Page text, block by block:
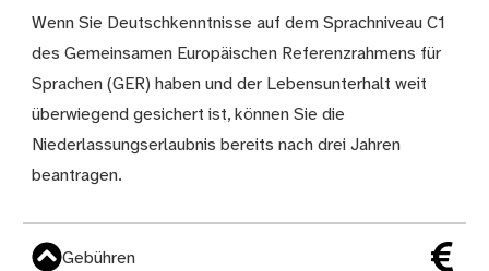
Wenn Sie Deutschkenntnisse auf dem Sprachniveau C1
des Gemeinsamen Europäischen Referenzrahmens für
Sprachen (GER) haben und der Lebensunterhalt weit
überwiegend gesichert ist, können Sie die
Niederlassungserlaubnis bereits nach drei Jahren
beantragen.
Gebühren